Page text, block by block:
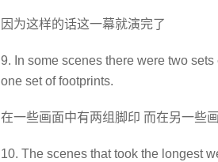
因为这样的话这一幕就演完了
9. In some scenes there were two
one set of footprints.
在一些画面中有两组脚印 而在另一些
10. The scenes that took the longest